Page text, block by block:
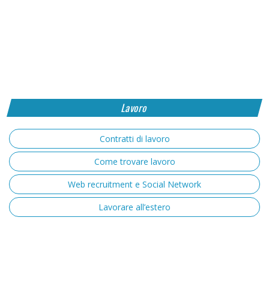
Lavoro
Contratti di lavoro
Come trovare lavoro
Web recruitment e Social Network
Lavorare all’estero